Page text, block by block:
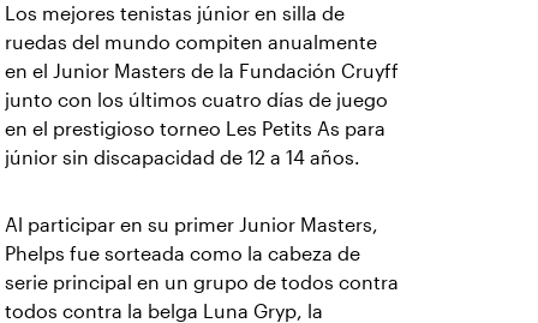
Los mejores tenistas júnior en silla de
ruedas del mundo compiten anualmente
en el Junior Masters de la Fundación Cruyff
junto con los últimos cuatro días de juego
en el prestigioso torneo Les Petits As para
júnior sin discapacidad de 12 a 14 años.
Al participar en su primer Junior Masters,
Phelps fue sorteada como la cabeza de
serie principal en un grupo de todos contra
todos contra la belga Luna Gryp, la